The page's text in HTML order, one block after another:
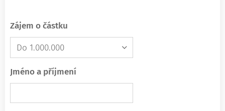
Zájem o částku
Jméno a příjmení